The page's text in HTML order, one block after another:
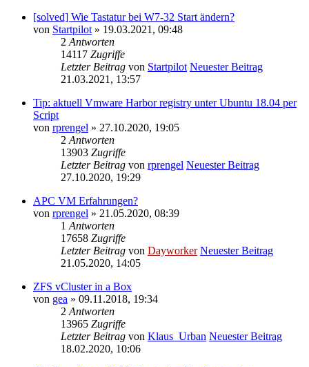
[solved] Wie Tastatur bei W7-32 Start ändern?
von Startpilot » 19.03.2021, 09:48
2 Antworten
14117 Zugriffe
Letzter Beitrag von Startpilot Neuester Beitrag
21.03.2021, 13:57
Tip: aktuell Vmware Harbor registry unter Ubuntu 18.04 per
Script
von rprengel » 27.10.2020, 19:05
2 Antworten
13903 Zugriffe
Letzter Beitrag von rprengel Neuester Beitrag
27.10.2020, 19:29
APC VM Erfahrungen?
von rprengel » 21.05.2020, 08:39
1 Antworten
17658 Zugriffe
Letzter Beitrag von Dayworker Neuester Beitrag
21.05.2020, 14:05
ZFS vCluster in a Box
von gea » 09.11.2018, 19:34
2 Antworten
13965 Zugriffe
Letzter Beitrag von Klaus_Urban Neuester Beitrag
18.02.2020, 10:06